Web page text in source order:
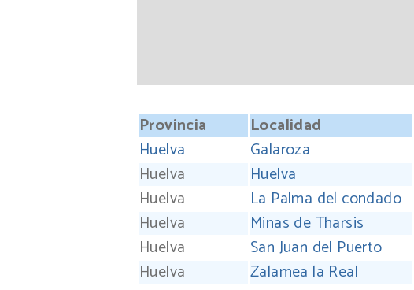
Provincia Localidad
Huelva
Galaroza
Huelva
Huelva
Huelva
La Palma del condado
Huelva
Minas de Tharsis
Huelva
San Juan del Puerto
Huelva
Zalamea la Real